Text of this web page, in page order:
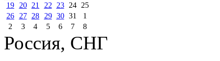
19
20 21 22 23 24
25
26
27 28 29 30 31
1
2
3 4 5 6 7 8
Россия, СНГ